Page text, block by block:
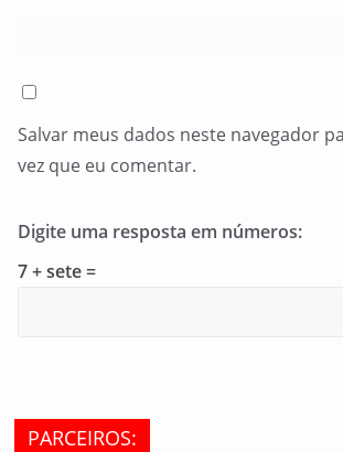
Salvar meus dados neste navegador
vez que eu comentar.
Digite uma resposta em números:
7 + sete =
PARCEIROS: